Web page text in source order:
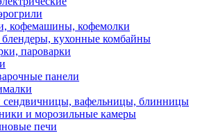
кофемашины, кофемолки
кухонные комбайны
пароварки
панели
сендвичницы, вафельницы, блинницы
и морозильные камеры
печи